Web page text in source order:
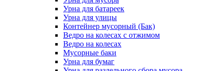
Урна для батареек
Урна для улицы
Контейнер мусорный (Бак)
Ведро на колесах с отжимом
Ведро на колесах
Мусорные баки
Урна для бумаг